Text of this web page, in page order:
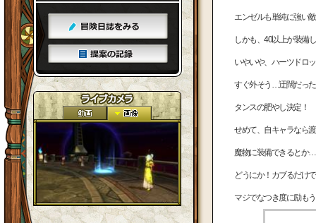
エンゼルも単純に強い敵
しかも、40以上が装備
いやいや、ハーツドロ
すぐ外そう…迂闊だった
タンスの肥やし決定！
せめて、自キャラなら
魔物に装備できるとか…
どうにか！カブるだけ
マジでなつき度に励も